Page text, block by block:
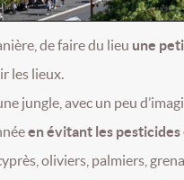
de faire du lieu une
les lieux.
jungle, avec un peu
en évitant les
oliviers, palmiers,